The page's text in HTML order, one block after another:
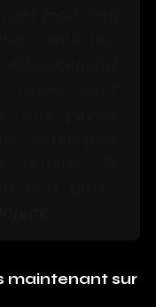
maintenant sur